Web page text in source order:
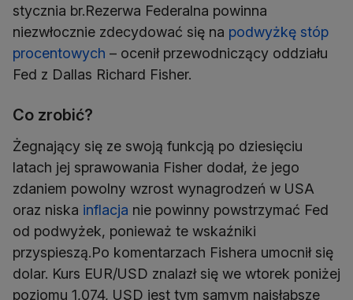
stycznia br.Rezerwa Federalna powinna
niezwłocznie zdecydować się na podwyżkę stóp
procentowych – ocenił przewodniczący oddziału
Fed z Dallas Richard Fisher.
Co zrobić?
Żegnający się ze swoją funkcją po dziesięciu
latach jej sprawowania Fisher dodał, że jego
zdaniem powolny wzrost wynagrodzeń w USA
oraz niska inflacja nie powinny powstrzymać Fed
od podwyżek, ponieważ te wskaźniki
przyspieszą.Po komentarzach Fishera umocnił się
dolar. Kurs EUR/USD znalazł się we wtorek poniżej
poziomu 1,074, USD jest tym samym najsłabsze